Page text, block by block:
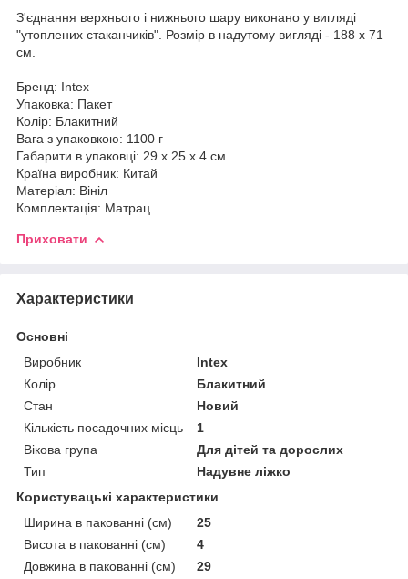
З'єднання верхнього і нижнього шару виконано у вигляді
"утоплених стаканчиків". Розмір в надутому вигляді - 188 х 71
см.
Бренд: Intex
Упаковка: Пакет
Колір: Блакитний
Вага з упаковкою: 1100 г
Габарити в упаковці: 29 x 25 x 4 см
Країна виробник: Китай
Матеріал: Вініл
Комплектація: Матрац
Приховати
Характеристики
Основні
Виробник
Intex
Колір
Блакитний
Стан
Новий
Кількість посадочних місць
1
Вікова група
Для дітей та дорослих
Тип
Надувне ліжко
Користувацькі характеристики
Ширина в пакованні (см)
25
Висота в пакованні (см)
4
Довжина в пакованні (см)
29